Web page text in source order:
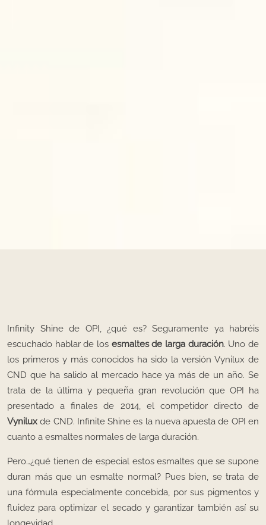
Infinity Shine de OPI, ¿qué es? Seguramente ya habréis
escuchado hablar de los esmaltes de larga duración. Uno de
los primeros y más conocidos ha sido la versión Vynilux de
CND que ha salido al mercado hace ya más de un año. Se
trata de la última y pequeña gran revolución que OPI ha
presentado a finales de 2014, el competidor directo de
Vynilux de CND. Infinite Shine es la nueva apuesta de OPI en
cuanto a esmaltes normales de larga duración.
Pero…¿qué tienen de especial estos esmaltes que se supone
duran más que un esmalte normal? Pues bien, se trata de
una fórmula especialmente concebida, por sus pigmentos y
fluidez para optimizar el secado y garantizar también así su